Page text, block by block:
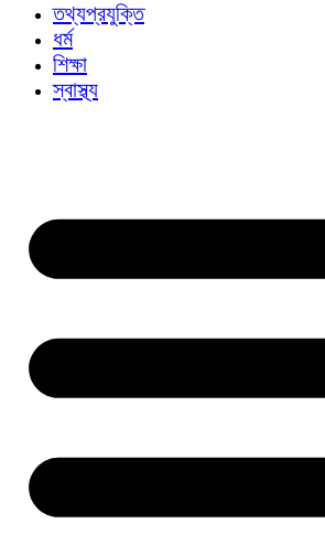
তথ্যপ্রযুক্তি
ধর্ম
শিক্ষা
স্বাস্থ্য